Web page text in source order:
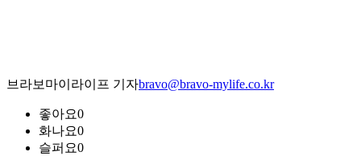
브라보마이라이프 기자bravo@bravo-mylife.co.kr
좋아요0
화나요0
슬퍼요0